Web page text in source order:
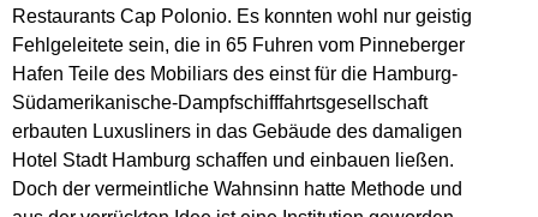
Restaurants Cap Polonio. Es konnten wohl nur geistig
Fehlgeleitete sein, die in 65 Fuhren vom Pinneberger
Hafen Teile des Mobiliars des einst für die Hamburg-
Südamerikanische-Dampfschifffahrtsgesellschaft
erbauten Luxusliners in das Gebäude des damaligen
Hotel Stadt Hamburg schaffen und einbauen ließen.
Doch der vermeintliche Wahnsinn hatte Methode und